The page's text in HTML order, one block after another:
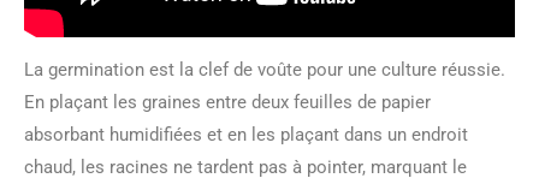
La germination est la clef de voûte pour une culture réussie.
En plaçant les graines entre deux feuilles de papier
absorbant humidifiées et en les plaçant dans un endroit
chaud, les racines ne tardent pas à pointer, marquant le